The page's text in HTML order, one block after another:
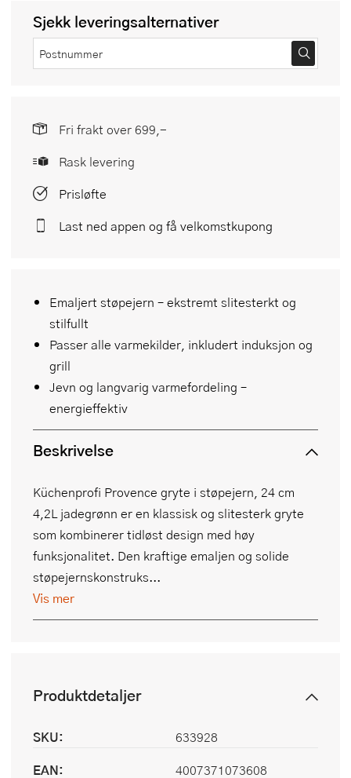
Emaljert støpejern – ekstremt slitesterkt og
stilfullt
Passer alle varmekilder, inkludert induksjon og
grill
Jevn og langvarig varmefordeling –
energieffektiv
Beskrivelse
Küchenprofi Provence gryte i støpejern, 24 cm
4,2L jadegrønn er en klassisk og slitesterk gryte
som kombinerer tidløst design med høy
funksjonalitet. Den kraftige emaljen og solide
støpejernskonstruks...
Vis mer
Sjekk leveringsalternativer
Fri frakt over 699,-
Rask levering
Prisløfte
Last ned appen og få velkomstkupong
Produktdetaljer
SKU:
633928
EAN:
4007371073608